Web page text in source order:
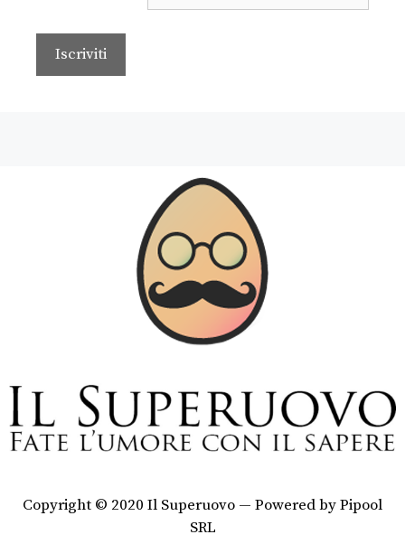
Copyright © 2020 Il Superuovo — Powered by Pipool
SRL